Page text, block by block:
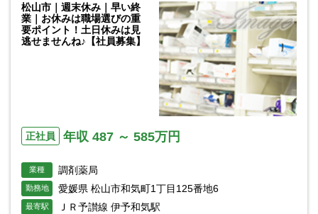
松山市｜週末休み｜早い終
業｜お休みは職場選びの重
要ポイント！土日休みは見
逃せませんね♪【社員募集】
正社員 年収 487 ～ 585万円
業種 調剤薬局
勤務地 愛媛県 松山市和気町1丁目125番地6
最寄駅 ＪＲ予讃線 伊予和気駅